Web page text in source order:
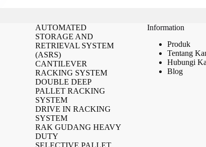
AUTOMATED
STORAGE AND
RETRIEVAL SYSTEM
(ASRS)
CANTILEVER
RACKING SYSTEM
DOUBLE DEEP
PALLET RACKING
SYSTEM
DRIVE IN RACKING
SYSTEM
RAK GUDANG HEAVY
DUTY
SELECTIVE PALLET
Information
Produk
Tentang
Hubungi
Blog